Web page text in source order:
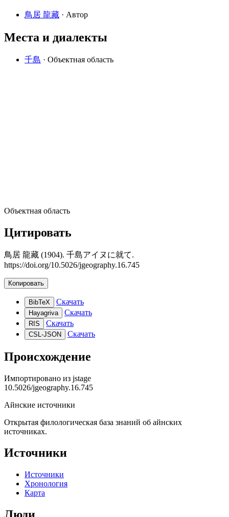
鳥居 龍藏 · Автор
Места и диалекты
千島 · Объектная область
Объектная область
Цитировать
鳥居 龍藏 (1904). 千島アイヌに就て.
https://doi.org/10.5026/jgeography.16.745
Копировать
BibTeX Скачать
Hayagriva Скачать
RIS Скачать
CSL-JSON Скачать
Происхождение
Импортировано из jstage
10.5026/jgeography.16.745
Айнские источники
Открытая филологическая база знаний об айнских
источниках.
Источники
Источники
Хронология
Карта